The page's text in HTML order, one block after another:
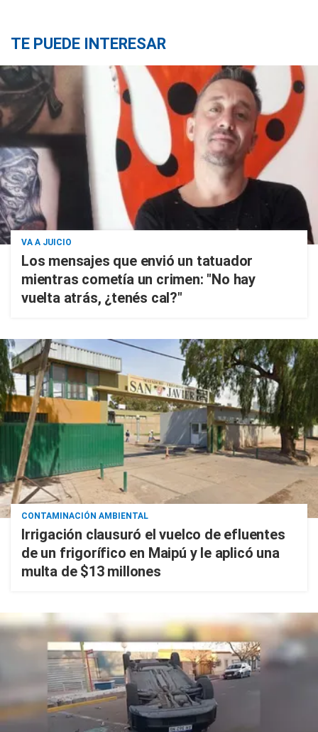
TE PUEDE INTERESAR
VA A JUICIO
Los mensajes que envió un tatuador
mientras cometía un crimen: "No hay
vuelta atrás, ¿tenés cal?"
CONTAMINACIÓN AMBIENTAL
Irrigación clausuró el vuelco de efluentes
de un frigorífico en Maipú y le aplicó una
multa de $13 millones